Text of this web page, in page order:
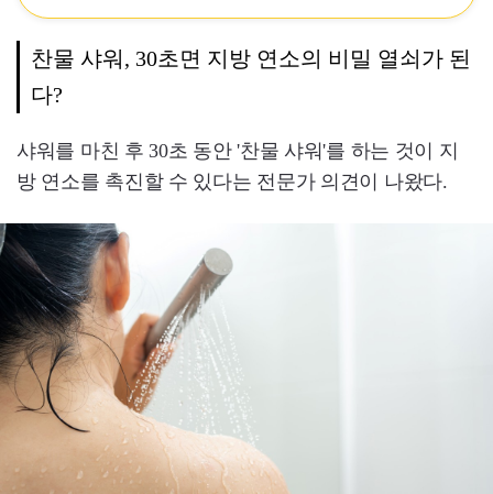
찬물 샤워, 30초면 지방 연소의 비밀 열쇠가 된
다?
샤워를 마친 후 30초 동안 '찬물 샤워'를 하는 것이 지
방 연소를 촉진할 수 있다는 전문가 의견이 나왔다.